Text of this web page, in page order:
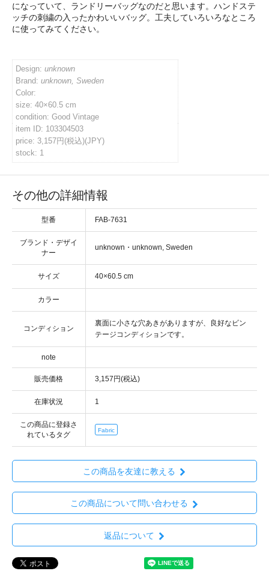
になっていて、ランドリーバッグなのだと思います。ハンドステ
ッチの刺繍の入ったかわいいバッグ。工夫していろいろなところ
に使ってみてください。
Design: unknown
Brand: unknown, Sweden
Color:
size: 40×60.5 cm
condition: Good Vintage
item ID: 103304503
price: 3,157円(税込)(JPY)
stock: 1
その他の詳細情報
型番 FAB-7631
ブランド・デザイ
ナー
・
サイズ
カラー
コンディション
note
販売価格 3,157円(税込)
在庫状況 1
この商品に登録さ
れているタグ
Fabric
この商品を友達に教える
この商品について問い合わせる
返品について
・配送について
バシーポリシー
マガジン
カウント